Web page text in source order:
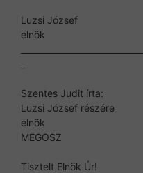
Luzsi József
elnök
Szentes Judit írta:
Luzsi József részére
elnök
MEGOSZ
Tisztelt Elnök Úr!